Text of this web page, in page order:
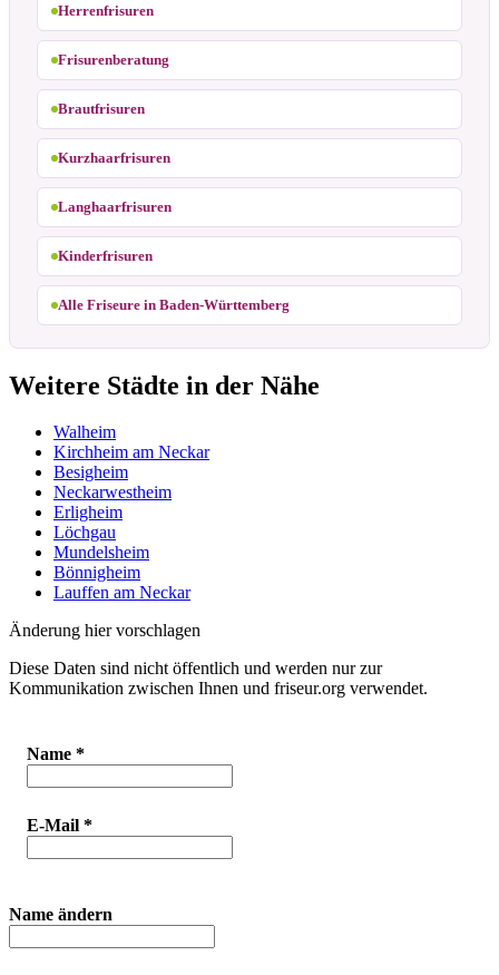
Herrenfrisuren
Frisurenberatung
Brautfrisuren
Kurzhaarfrisuren
Langhaarfrisuren
Kinderfrisuren
Alle Friseure in Baden-Württemberg
Weitere Städte in der Nähe
Walheim
Kirchheim am Neckar
Besigheim
Neckarwestheim
Erligheim
Löchgau
Mundelsheim
Bönnigheim
Lauffen am Neckar
Änderung hier vorschlagen
Diese Daten sind nicht öffentlich und werden nur zur
Kommunikation zwischen Ihnen und friseur.org verwendet.
Name *
E-Mail *
Name ändern